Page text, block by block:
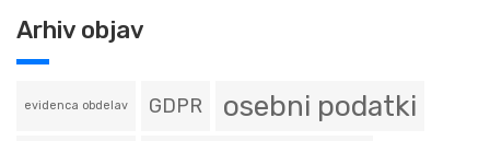
Arhiv objav
evidenca obdelav GDPR osebni podatki